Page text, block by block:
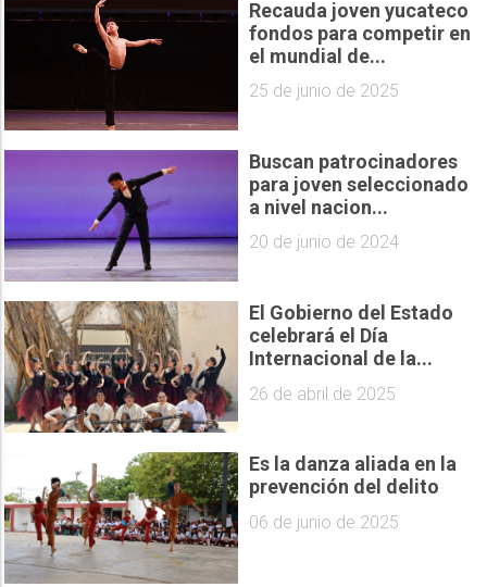
Recauda joven yucateco
fondos para competir en
el mundial de...
25 de junio de 2025
Buscan patrocinadores
para joven seleccionado
a nivel nacion...
20 de junio de 2024
El Gobierno del Estado
celebrará el Día
Internacional de la...
26 de abril de 2025
Es la danza aliada en la
prevención del delito
06 de junio de 2025